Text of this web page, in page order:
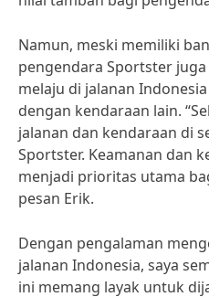
Namun, meski memiliki
pengendara Sportster
melaju di jalanan
dengan kendaraan lain.
jalanan dan kendaraan di
Sportster. Keamanan dan
menjadi prioritas utama
pesan Erik.
Dengan pengalaman
jalanan Indonesia, saya
ini memang layak untuk